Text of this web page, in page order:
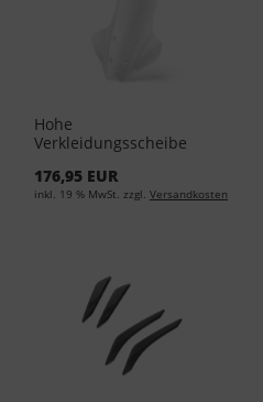
Hohe
Verkleidungsscheibe
176,95 EUR
inkl. 19 % MwSt. zzgl. Versandkosten